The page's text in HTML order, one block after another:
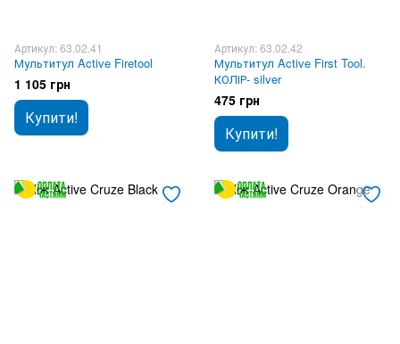
Артикул: 63.02.41
Мультитул Active Firetool
1 105 грн
Купити!
Артикул: 63.02.42
Мультитул Active First Tool.
КОЛІР- silver
475 грн
Купити!